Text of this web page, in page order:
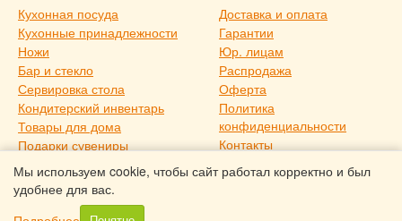
Мы используем cookie, чтобы сайт работал корректно и был
удобнее для вас.
Кухонная посуда
Кухонные принадлежности
Ножи
Бар и стекло
Сервировка стола
Кондитерский инвентарь
Товары для дома
Подарки сувениры
Дача и отдых
Новое поступление
Товары для дома TouchLife
Доставка и оплата
Гарантии
Юр. лицам
Распродажа
Оферта
Политика
конфиденциальности
Контакты
О компании
Статьи